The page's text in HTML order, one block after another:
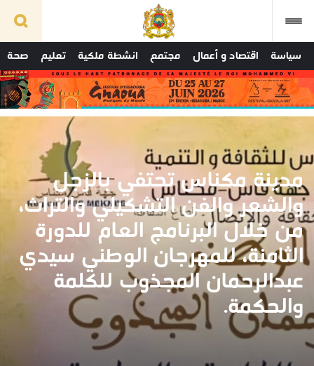
سياسة اقتصاد و أعمال مجتمع انشطة ملكية تعليم صحة
مدينة مكناس تحتفي بالزجل
والشعر والفن التشكيلي والتراث،
من خلال البرنامج العام للدورة
الثامنة، للمهرجان الوطني سيدي
عبدالرحمان المجذوب للكلمة
والحكمة.